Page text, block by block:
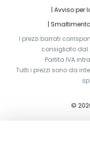
Avviso per
I prezzi barrati
consigliato dal
Partita IVA
Tutti i prezzi sono da
©